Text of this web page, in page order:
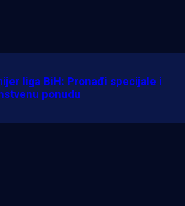
liga BiH: Pronađi specijale i
ponudu